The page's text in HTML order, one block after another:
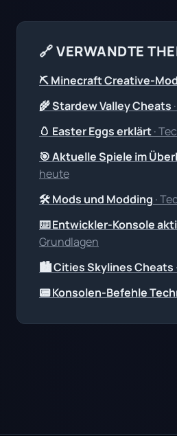
🔗 VERWANDTE
⛏️ Minecraft Creative-
🌾 Stardew Valley Cheats
🥚 Easter Eggs erklärt·
🎯 Aktuelle Spiele im
heute
🛠️ Mods und Modding ·
⌨️ Entwickler-Konsole
Grundlagen
🏙️ Cities Skylines Cheats
📟 Konsolen-Befehle